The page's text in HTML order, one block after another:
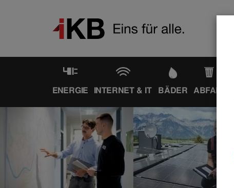
ENERGIE INTERNET & IT BÄDER ABFALL